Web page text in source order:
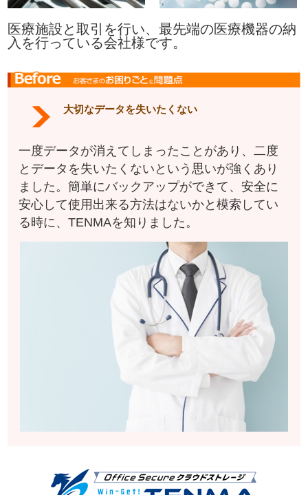
医療施設と取引を行い、最先端の医療機器の納
入を行っている会社様です。
大切なデータを失いたくない
一度データが消えてしまったことがあり、二度
とデータを失いたくないという思いが強くあり
ました。簡単にバックアップができて、安全に
安心して使用出来る方法はないかと模索してい
る時に、TENMAを知りました。